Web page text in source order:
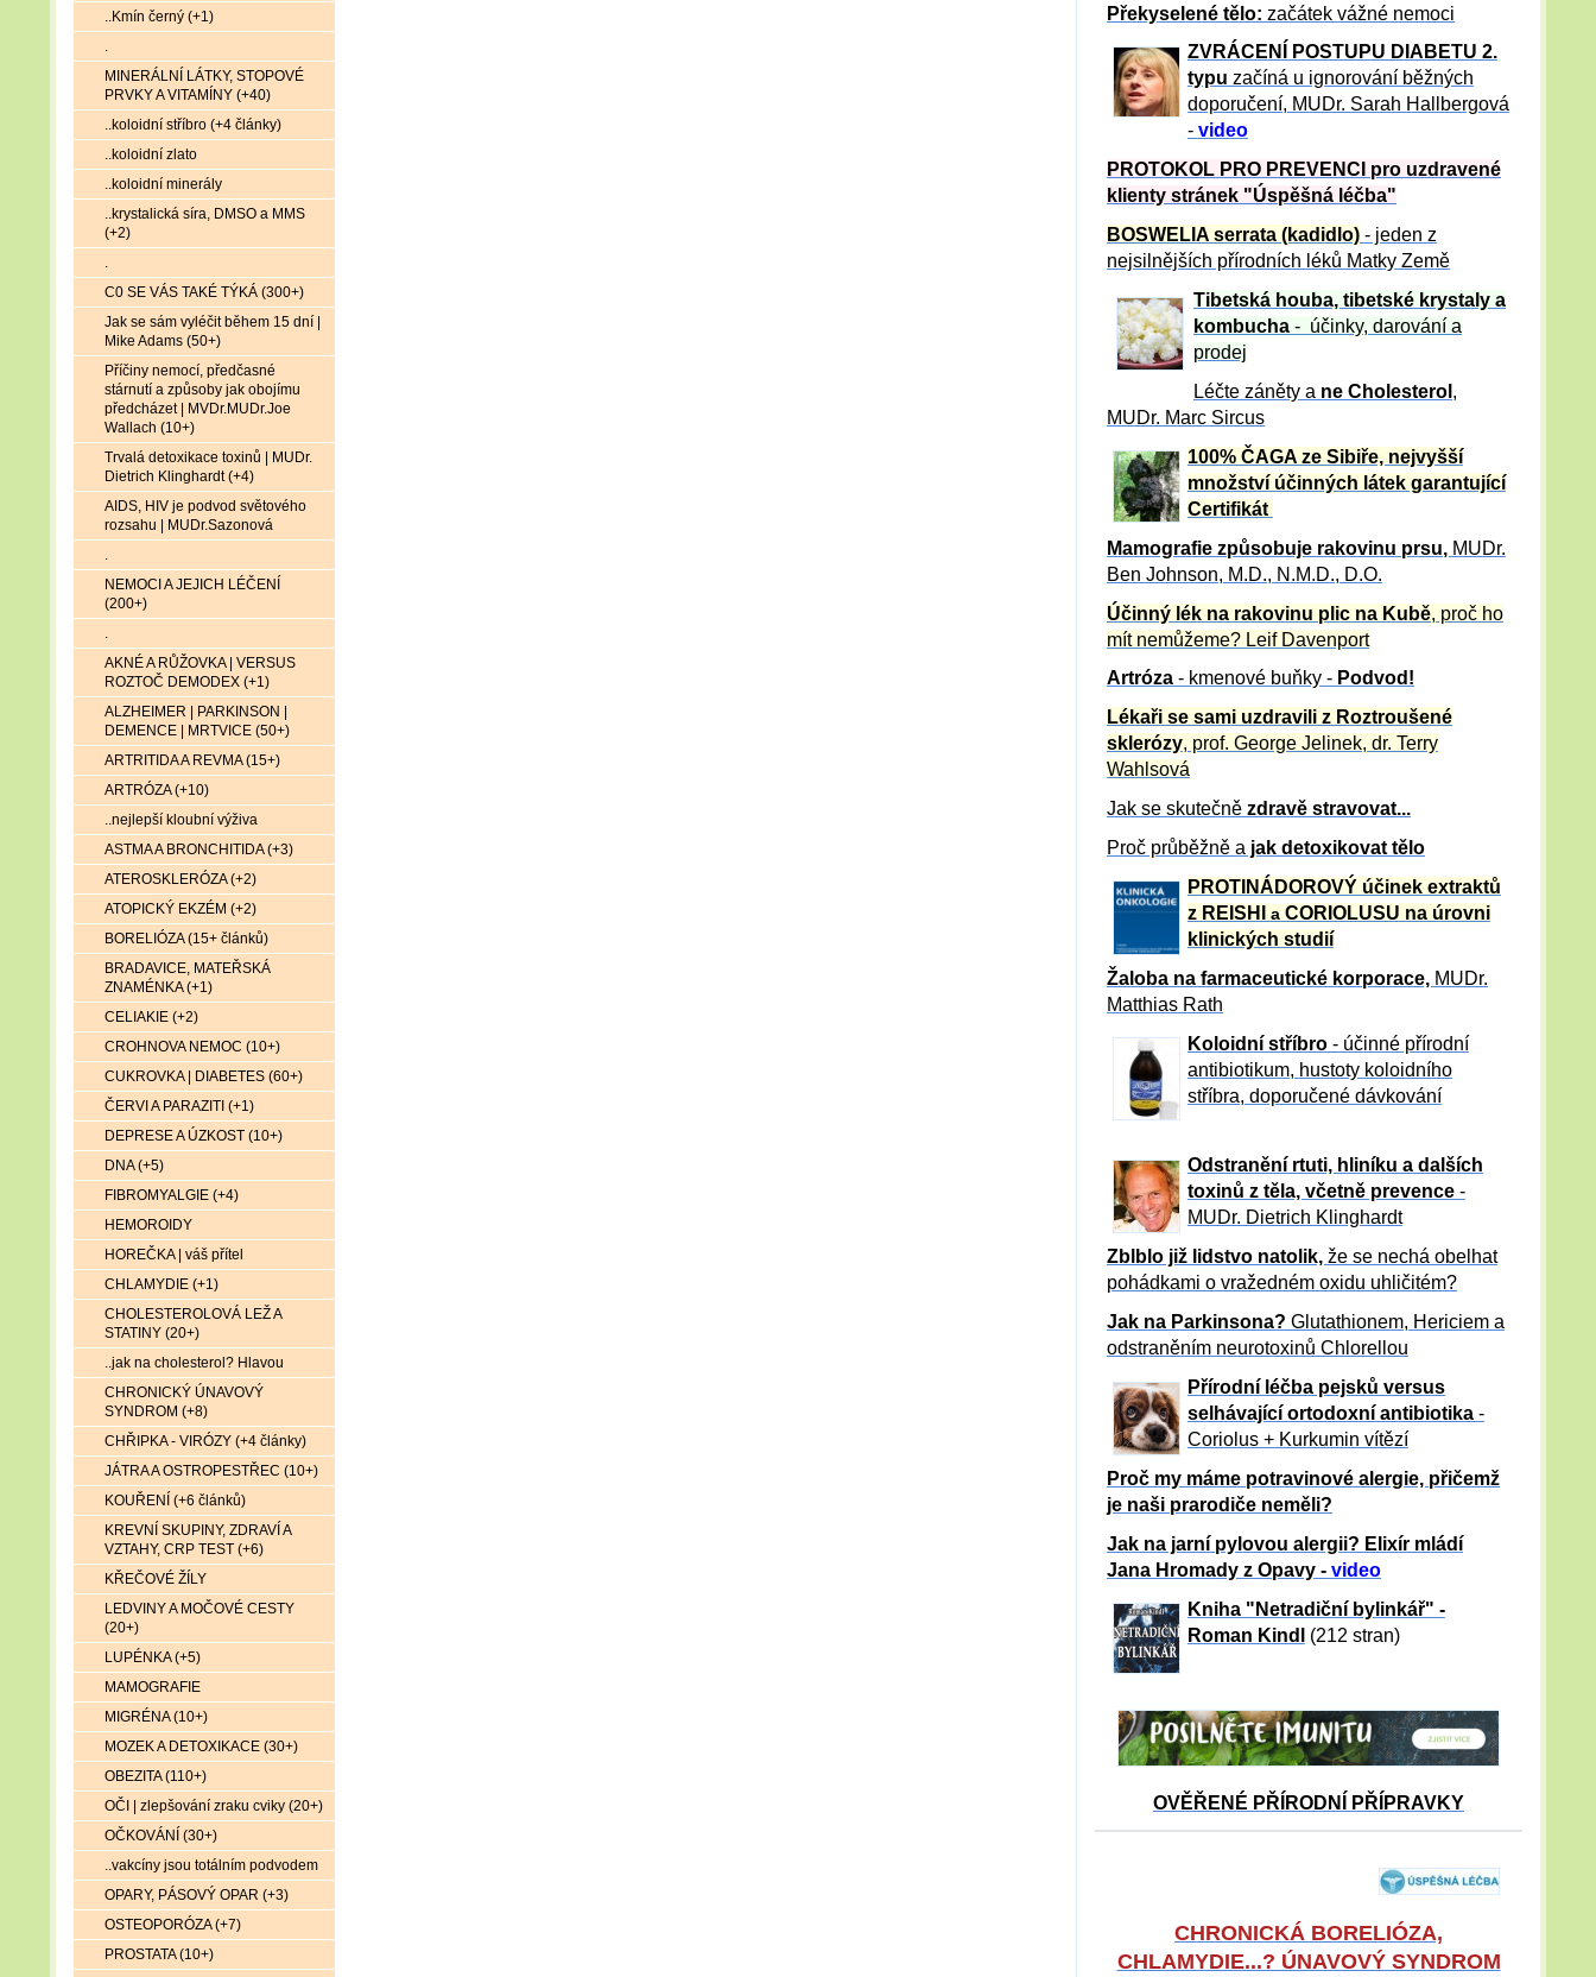
Překyselené tělo: začátek vážné nemoci
ZVRÁCE NÍ POSTUPU DIABETU 2.
typu začíná u ignorování běžných
doporučení, MUDr. Sarah Hallbergová
- video
PROTOKOL PRO PREVENCI pro uzdravené
klienty stránek "Úspěšná léčba"
BOSWELIA serrata (kadidlo) - jeden z
nejsilnějších přírodních léků Matky Země
Tibetská houba, tibetské krystaly a
kombucha - účinky, darování a
prodej
Léčte záněty a ne Cholesterol ,
MUDr. Marc Sircus
100% ČAGA ze Sibiře, nejvyšší
množství účinných látek garantující
Certifikát
Mamografie způsobuje rakovinu prsu, MUDr.
Ben Johnson, M.D., N.M.D., D.O.
Účinný lék na rakovinu plic na Kubě, proč ho
mít nemůžeme? Leif Davenport
Artróza - kmenové buňky - Podvod!
Lékaři se sami uzdravili z Roztroušené
sklerózy, prof. George Jelinek, dr. Terry
Wahlsová
Jak se skutečně zdravě stravovat...
Proč průběžně a jak detoxikovat tělo
PROTINÁDOROVÝ účinek extraktů
z REISHI a CORIOLUSU na úrovni
klinických studií
Žaloba na farmaceutické korporace, MUDr.
Matthias Rath
Koloidní stříbro- účinné přírodní
antibiotikum, hustoty koloidního
stříbra, doporučené dávkování
Odstranění rtuti, hliníku a dalších
toxinů z těla, včetně prevence -
MUDr. Dietrich Klinghardt
Zblblo již lidstvo natolik, že se nechá obelhat
pohádkami o vražedném oxidu uhličitém?
Jak na Parkinsona? Glutathionem, Hericiem a
odstraněním neurotoxinů Chlorellou
Přírodní léčba pejsků versus
selhávající ortodoxní antibiotika -
Coriolus + Kurkumin vítězí
Proč my máme potravinové alergie, přičemž
je naši prarodiče neměli?
Jak na jarní pylovou alergii? Elixír mládí
Jana Hromady z Opavy - video
Kniha "Netradiční bylinkář" -
Roman Kindl
(212 stran)
OVĚŘENÉ PŘÍRODNÍ PŘÍPRAVKY
CHRONICKÁ BORELIÓZA,
CHLAMYDIE...? ÚNAVOVÝ SYNDROM
..Kmín černý (+1)
.
MINERÁLNÍ LÁTKY, STOPOVÉ
PRVKY A VITAMÍNY (+40)
..koloidní stříbro (+4 články)
..koloidní zlato
..koloidní minerály
..krystalická síra, DMSO a MMS
(+2)
.
C0 SE VÁS TAKÉ TÝKÁ (300+)
Jak se sám vyléčit během 15 dní |
Mike Adams (50+)
Příčiny nemocí, předčasné
stárnutí a způsoby jak obojímu
předcházet | MVDr.MUDr.Joe
Wallach (10+)
Trvalá detoxikace toxinů | MUDr.
Dietrich Klinghardt (+4)
AIDS, HIV je podvod světového
rozsahu | MUDr.Sazonová
.
NEMOCI A JEJICH LÉČENÍ
(200+)
.
AKNÉ A RŮŽOVKA | VERSUS
ROZTOČ DEMODEX (+1)
ALZHEIMER | PARKINSON |
DEMENCE | MRTVICE (50+)
ARTRITIDA A REVMA (15+)
ARTRÓZA (+10)
..nejlepší kloubní výživa
ASTMA A BRONCHITIDA (+3)
ATEROSKLERÓZA (+2)
ATOPICKÝ EKZÉM (+2)
BORELIÓZA (15+ článků)
BRADAVICE, MATEŘSKÁ
ZNAMÉNKA (+1)
CELIAKIE (+2)
CROHNOVA NEMOC (10+)
CUKROVKA | DIABETES (60+)
ČERVI A PARAZITI (+1)
DEPRESE A ÚZKOST (10+)
DNA (+5)
FIBROMYALGIE (+4)
HEMOROIDY
HOREČKA | váš přítel
CHLAMYDIE (+1)
CHOLESTEROLOVÁ LEŽ A
STATINY (20+)
..jak na cholesterol? Hlavou
CHRONICKÝ ÚNAVOVÝ
SYNDROM (+8)
CHŘIPKA - VIRÓZY (+4 články)
JÁTRA A OSTROPESTŘEC (10+)
KOUŘENÍ (+6 článků)
KREVNÍ SKUPINY, ZDRAVÍ A
VZTAHY, CRP TEST (+6)
KŘEČOVÉ ŽÍLY
LEDVINY A MOČOVÉ CESTY
(20+)
LUPÉNKA (+5)
MAMOGRAFIE
MIGRÉNA (10+)
MOZEK A DETOXIKACE (30+)
OBEZITA (110+)
OČI | zlepšování zraku cviky (20+)
OČKOVÁNÍ (30+)
..vakcíny jsou totálním podvodem
OPARY, PÁSOVÝ OPAR (+3)
OSTEOPORÓZA (+7)
PROSTATA (10+)